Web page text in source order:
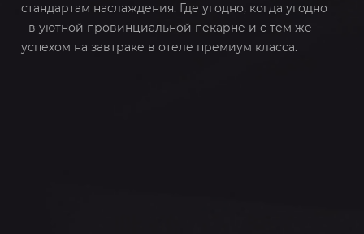
стандартам наслаждения. Где угодно, когда угодно
- в уютной провинциальной пекарне и с тем же
успехом на завтраке в отеле премиум класса.